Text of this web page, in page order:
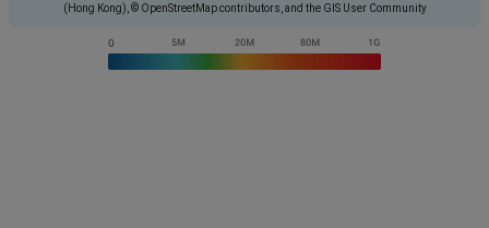
(Hong Kong), © OpenStreetMap contributors, and the GIS User Community